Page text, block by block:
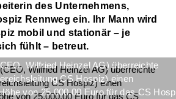
des Unternehmens,
Rennweg ein. Ihr Mann wird
mobil und stationär – je
fühlt – betreut.
Wilfried Heinzel AG) überreichte
CS Hospiz) einen
von 25.000,00 Euro für das CS